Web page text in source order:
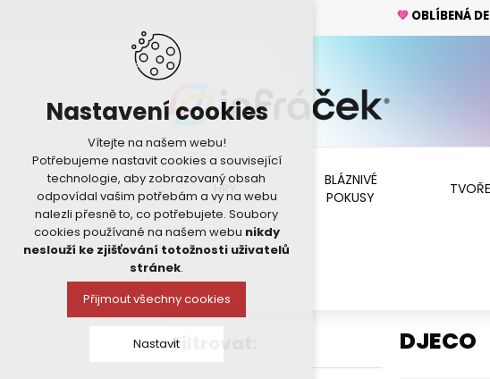
💚 OBLÍBENÁ
Nastavení cookies
Vítejte na našem webu!
Potřebujeme nastavit cookies a související
technologie, aby zobrazovaný obsah
odpovídal vašim potřebám a vy na webu
nalezli přesně to, co potřebujete. Soubory
cookies používané na našem webu nikdy
neslouží ke zjišťování totožnosti uživatelů
stránek.
Přijmout všechny cookies
Nastavit
HRY
BLÁZNIVÉ
POKUSY
Filtrovat: DJECO